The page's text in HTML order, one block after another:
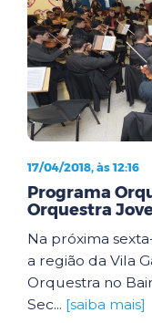
17/04/2018, às 12:16
Programa
Orquestra
Na próxima
a região da Vila
Orquestra no
Sec... [saiba mais]